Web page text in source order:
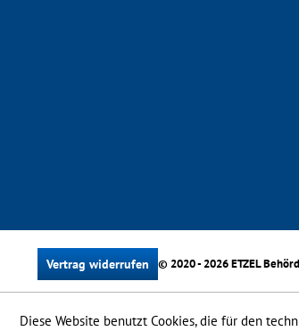
Vertrag widerrufen © 2020 - 2026 ETZEL
Diese Website benutzt Cookies, die für den